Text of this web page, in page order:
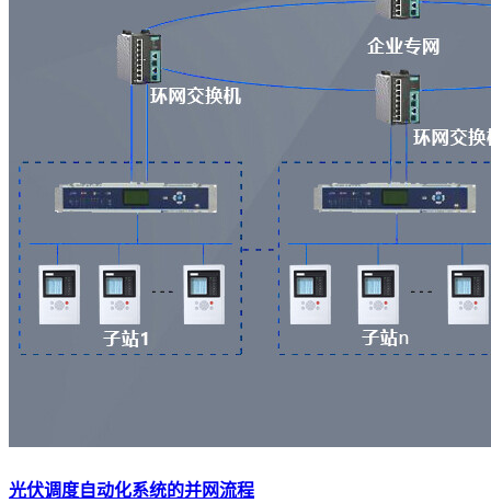
光伏调度自动化系统的并网流程